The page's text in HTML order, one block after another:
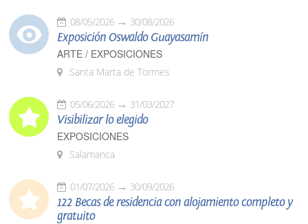
08/05/2026 30/08/2026
Exposición Oswaldo Guayasamín
ARTE / EXPOSICIONES
Santa Marta de Tormes
05/06/2026 31/03/2027
Visibilizar lo elegido
EXPOSICIONES
Salamanca
01/07/2026 30/09/2026
122 Becas de residencia con alojamiento completo y
gratuito